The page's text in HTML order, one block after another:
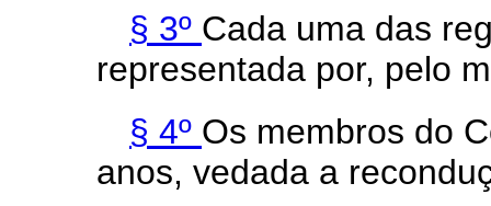
§ 3º Cada uma das
representada por, pelo
§ 4º Os membros do
anos, vedada a